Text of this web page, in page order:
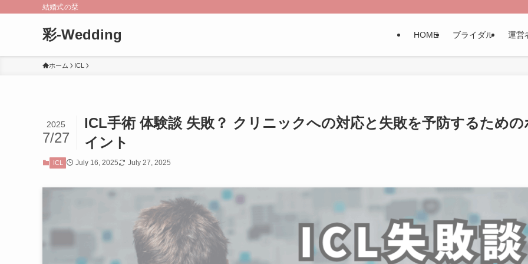
結婚式の栞
彩-Wedding HOME ブライダル 運営
ホーム ICL
ICL手術 体験談 失敗？ クリニックへの対応と失敗を予防するための
イント
2025
7/27
ICL July 16, 2025 July 27, 2025